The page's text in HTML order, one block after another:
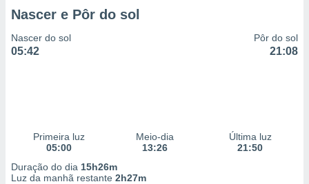
Nascer e Pôr do sol
Nascer do sol
05:42
Pôr do sol
21:08
Primeira luz
05:00
Meio-dia
13:26
Última luz
21:50
Duração do dia 15h26m
Luz da manhã restante 2h27m